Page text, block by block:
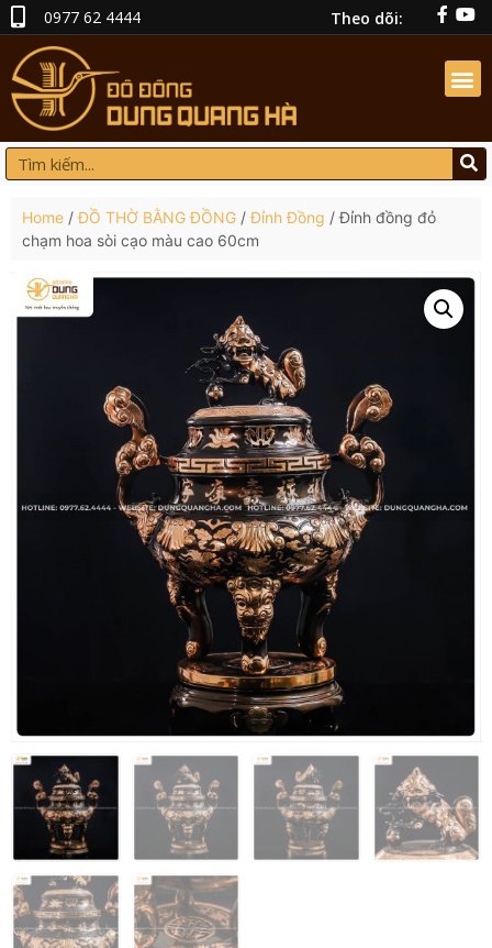
0977 62 4444 Theo dõi:
Home /ĐỒ THỜ BẰNG ĐỒNG /Đỉnh Đồng / Đỉnh đồng đỏ
chạm hoa sòi cạo màu cao 60cm